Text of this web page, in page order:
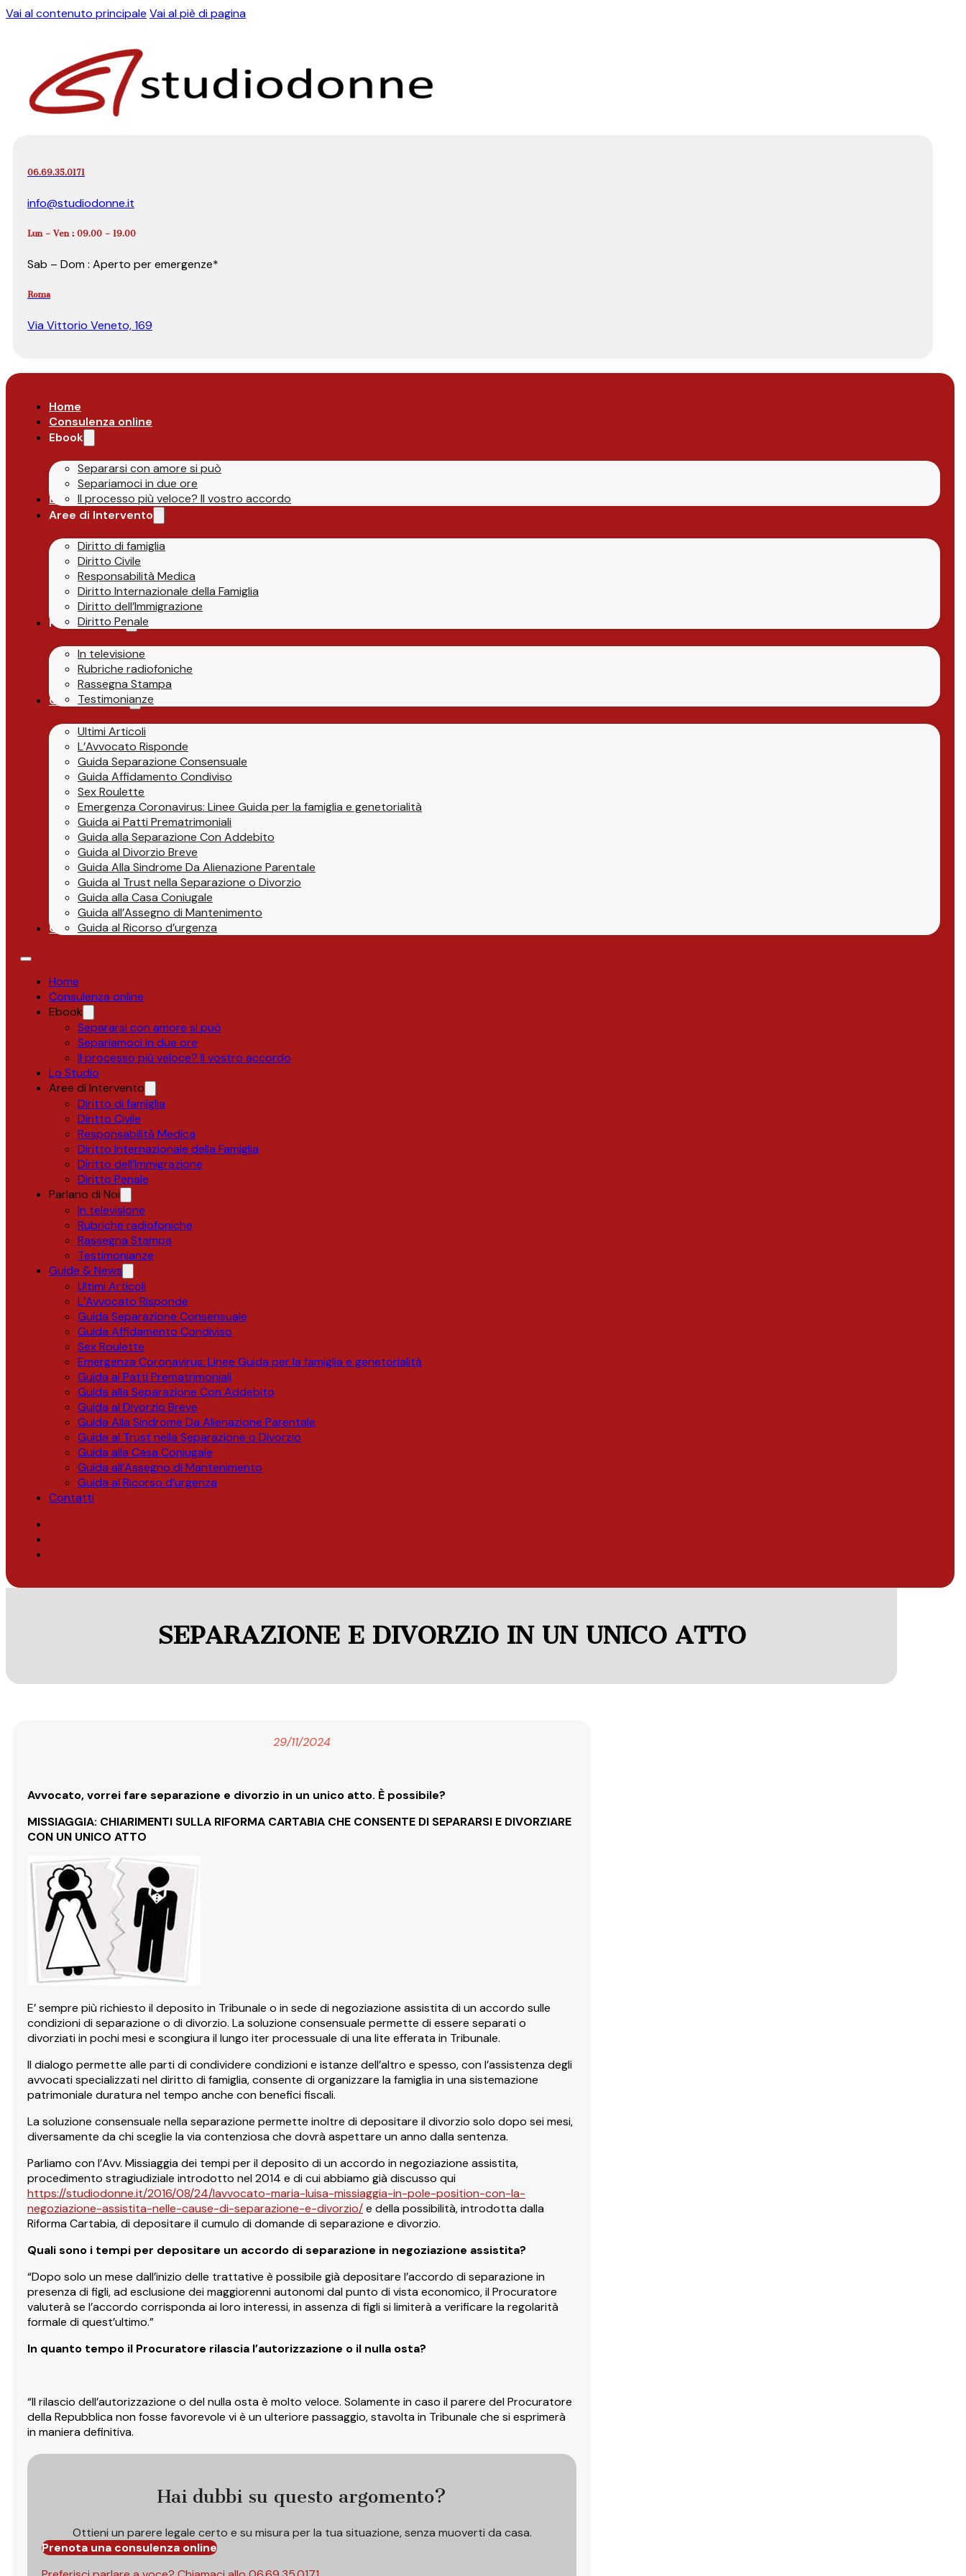
Vai al contenuto principale Vai al piè di pagina
06.69.35.0171
info@studiodonne.it
Lun – Ven : 09.00 – 19.00
Sab – Dom : Aperto per emergenze*
Roma
Via Vittorio Veneto, 169
Home
Consulenza online
Ebook
Separarsi con amore si può
Separiamoci in due ore
Il processo più veloce? Il vostro accordo
Lo Studio
Aree di Intervento
Diritto di famiglia
Diritto Civile
Responsabilità Medica
Diritto Internazionale della Famiglia
Diritto dell’Immigrazione
Diritto Penale
Parlano di Noi
In televisione
Rubriche radiofoniche
Rassegna Stampa
Testimonianze
Guide & News
Ultimi Articoli
L’Avvocato Risponde
Guida Separazione Consensuale
Guida Affidamento Condiviso
Sex Roulette
Emergenza Coronavirus: Linee Guida per la famiglia e genetorialità
Guida ai Patti Prematrimoniali
Guida alla Separazione Con Addebito
Guida al Divorzio Breve
Guida Alla Sindrome Da Alienazione Parentale
Guida al Trust nella Separazione o Divorzio
Guida alla Casa Coniugale
Guida all’Assegno di Mantenimento
Guida al Ricorso d’urgenza
Contatti
Home
Consulenza online
Ebook
Separarsi con amore si può
Separiamoci in due ore
Il processo più veloce? Il vostro accordo
Lo Studio
Aree di Intervento
Diritto di famiglia
Diritto Civile
Responsabilità Medica
Diritto Internazionale della Famiglia
Diritto dell’Immigrazione
Diritto Penale
Parlano di Noi
In televisione
Rubriche radiofoniche
Rassegna Stampa
Testimonianze
Guide & News
Ultimi Articoli
L’Avvocato Risponde
Guida Separazione Consensuale
Guida Affidamento Condiviso
Sex Roulette
Emergenza Coronavirus: Linee Guida per la famiglia e genetorialità
Guida ai Patti Prematrimoniali
Guida alla Separazione Con Addebito
Guida al Divorzio Breve
Guida Alla Sindrome Da Alienazione Parentale
Guida al Trust nella Separazione o Divorzio
Guida alla Casa Coniugale
Guida all’Assegno di Mantenimento
Guida al Ricorso d’urgenza
Contatti
SEPARAZIONE E DIVORZIO IN UN UNICO ATTO
29/11/2024
Avvocato, vorrei fare separazione e divorzio in un unico atto. È possibile?
MISSIAGGIA: CHIARIMENTI SULLA RIFORMA CARTABIA CHE CONSENTE DI SEPARARSI E DIVORZIARE
CON UN UNICO ATTO
E’ sempre più richiesto il deposito in Tribunale o in sede di negoziazione assistita di un accordo sulle
condizioni di separazione o di divorzio. La soluzione consensuale permette di essere separati o
divorziati in pochi mesi e scongiura il lungo iter processuale di una lite efferata in Tribunale.
Il dialogo permette alle parti di condividere condizioni e istanze dell’altro e spesso, con l’assistenza degli
avvocati specializzati nel diritto di famiglia, consente di organizzare la famiglia in una sistemazione
patrimoniale duratura nel tempo anche con benefici fiscali.
La soluzione consensuale nella separazione permette inoltre di depositare il divorzio solo dopo sei mesi,
diversamente da chi sceglie la via contenziosa che dovrà aspettare un anno dalla sentenza.
Parliamo con l’Avv. Missiaggia dei tempi per il deposito di un accordo in negoziazione assistita,
procedimento stragiudiziale introdotto nel 2014 e di cui abbiamo già discusso qui
https://studiodonne.it/2016/08/24/lavvocato-maria-luisa-missiaggia-in-pole-position-con-la-
negoziazione-assistita-nelle-cause-di-separazione-e-divorzio/e della possibilità, introdotta dalla
Riforma Cartabia, di depositare il cumulo di domande di separazione e divorzio.
Quali sono i tempi per depositare un accordo di separazione in negoziazione assistita?
“Dopo solo un mese dall’inizio delle trattative è possibile già depositare l’accordo di separazione in
presenza di figli, ad esclusione dei maggiorenni autonomi dal punto di vista economico, il Procuratore
valuterà se l’accordo corrisponda ai loro interessi, in assenza di figli si limiterà a verificare la regolarità
formale di quest’ultimo.”
In quanto tempo il Procuratore rilascia l’autorizzazione o il nulla osta?
“Il rilascio dell’autorizzazione o del nulla osta è molto veloce. Solamente in caso il parere del Procuratore
della Repubblica non fosse favorevole vi è un ulteriore passaggio, stavolta in Tribunale che si esprimerà
in maniera definitiva.
Hai dubbi su questo argomento?
Ottieni un parere legale certo e su misura per la tua situazione, senza muoverti da casa.
Prenota una consulenza online